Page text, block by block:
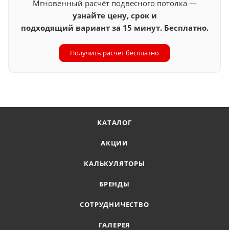
Мгновенный расчёт подвесного потолка —
узнайте цену, срок и
подходящий вариант за 15 минут. Бесплатно.
Получить расчёт бесплатно
КАТАЛОГ
АКЦИИ
КАЛЬКУЛЯТОРЫ
БРЕНДЫ
СОТРУДНИЧЕСТВО
ГАЛЕРЕЯ